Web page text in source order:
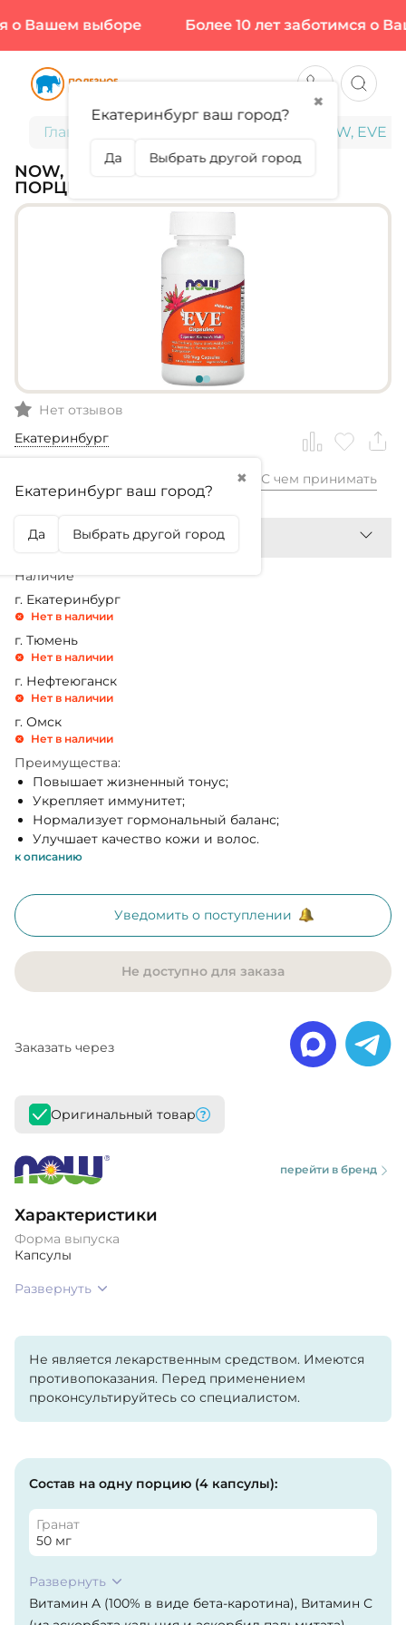
Вашем выборе Более 10 лет заботимся о
Главная NOW, EVE
NOW, EVE IRON FREE, 120 КАПС (30
ПОРЦИЙ)
Нет отзывов
Екатеринбург
✖
Екатеринбург ваш город?
Да Выбрать другой город
3 399,99₽ С чем принимать
Наличие
г. Екатеринбург
Нет в наличии
г. Тюмень
Нет в наличии
г. Нефтеюганск
Нет в наличии
г. Омск
Нет в наличии
Преимущества:
Повышает жизненный тонус;
Укрепляет иммунитет;
Нормализует гормональный баланс;
Улучшает качество кожи и волос.
к описанию
Уведомить о поступлении
Не доступно для заказа
Заказать через
Оригинальный товар
перейти в бренд
Характеристики
Форма выпуска
Капсулы
Развернуть
Не является лекарственным средством. Имеются
противопоказания. Перед применением
проконсультируйтесь со специалистом.
Состав на одну порцию (4 капсулы):
Гранат
50 мг
Развернуть
Витамин A (100% в виде бета-каротина), Витамин С
✖
Екатеринбург ваш город?
Да Выбрать другой город